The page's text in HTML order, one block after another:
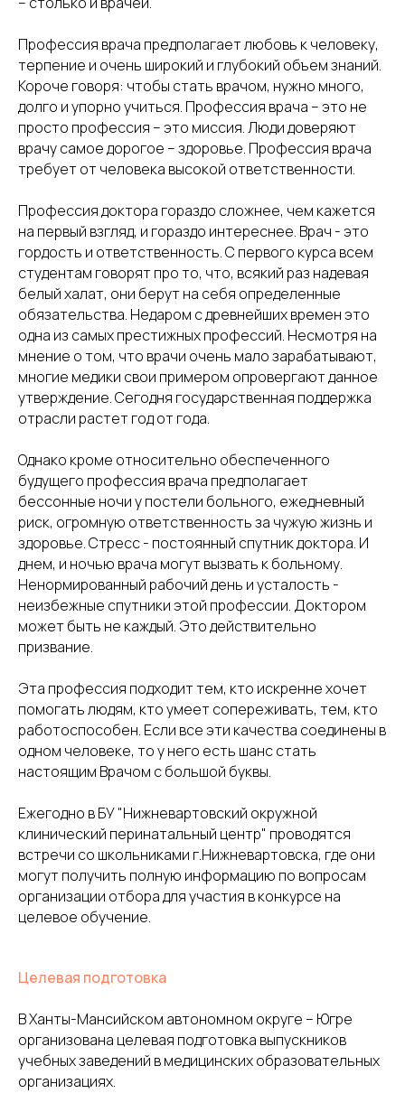
Профессия врача предполагает любовь к человеку,
терпение и очень широкий и глубокий объем знаний.
Короче говоря: чтобы стать врачом, нужно много,
долго и упорно учиться. Профессия врача – это не
просто профессия – это миссия. Люди доверяют
врачу самое дорогое – здоровье. Профессия врача
требует от человека высокой ответственности.
Профессия доктора гораздо сложнее, чем кажется
на первый взгляд, и гораздо интереснее. Врач - это
гордость и ответственность. С первого курса всем
студентам говорят про то, что, всякий раз надевая
белый халат, они берут на себя определенные
обязательства. Недаром с древнейших времен это
одна из самых престижных профессий. Несмотря на
мнение о том, что врачи очень мало зарабатывают,
многие медики свои примером опровергают данное
утверждение. Сегодня государственная поддержка
отрасли растет год от года.
Однако кроме относительно обеспеченного
будущего профессия врача предполагает
бессонные ночи у постели больного, ежедневный
риск, огромную ответственность за чужую жизнь и
здоровье. Стресс - постоянный спутник доктора. И
днем, и ночью врача могут вызвать к больному.
Ненормированный рабочий день и усталость -
неизбежные спутники этой профессии. Доктором
может быть не каждый. Это действительно
призвание.
Эта профессия подходит тем, кто искренне хочет
помогать людям, кто умеет сопереживать, тем, кто
работоспособен. Если все эти качества соединены в
одном человеке, то у него есть шанс стать
настоящим Врачом с большой буквы.
Ежегодно в БУ "Нижневартовский окружной
клинический перинатальный центр" проводятся
встречи со школьниками г.Нижневартовска, где они
могут получить полную информацию по вопросам
организации отбора для участия в конкурсе на
целевое обучение.
Целевая подготовка
В Ханты-Мансийском автономном округе – Югре
организована целевая подготовка выпускников
учебных заведений в медицинских образовательных
организациях.